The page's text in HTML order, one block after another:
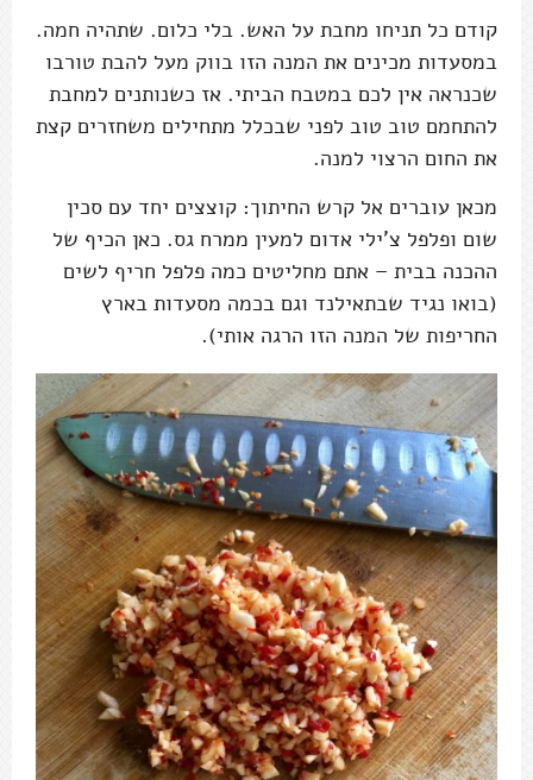
קודם כל תניחו מחבת על האש. בלי כלום. שתהיה חמה.
במסעדות מכינים את המנה הזו בווק מעל להבת טורבו
שכנראה אין לכם במטבח הביתי. אז כשנותנים למחבת
להתחמם טוב טוב לפני שבכלל מתחילים משחזרים קצת
את החום הרצוי למנה.
מכאן עוברים אל קרש החיתוך: קוצצים יחד עם סכין
שום ופלפל צ'ילי אדום למעין ממרח גס. כאן הכיף של
ההכנה בבית – אתם מחליטים כמה פלפל חריף לשים
(בואו נגיד שבתאילנד וגם בכמה מסעדות בארץ
החריפות של המנה הזו הרגה אותי).